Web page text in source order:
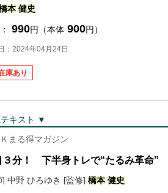
本 健史
990円（本体 900円）
：2024年04月24日
庫あり
テキスト ▼
まる得マガジン
３分！ 下半身トレで“たるみ革命”
] 中野 ひろゆき [監修] 橋本 健史